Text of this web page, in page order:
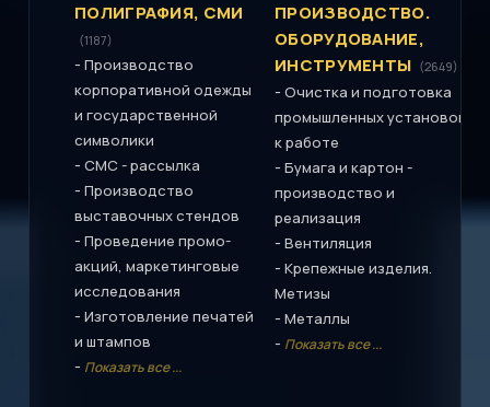
ПОЛИГРАФИЯ, СМИ
(1187)
- Производство
корпоративной одежды
и государственной
символики
- СМС - рассылка
- Производство
выставочных стендов
- Проведение промо-
акций, маркетинговые
исследования
- Изготовление печатей
и штампов
- Показать все ...
ПРОИЗВОДСТВО.
ОБОРУДОВАНИЕ,
ИНСТРУМЕНТЫ (2649)
- Очистка и подготовка
промышленных установок
к работе
- Бумага и картон -
производство и
реализация
- Вентиляция
- Крепежные изделия.
Метизы
- Металлы
- Показать все ...